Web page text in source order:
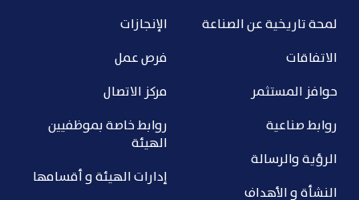
لمحة تاريخية عن الصناعة
الاتفاقات
حوافز المستثمر
روابط صناعية
الرؤية والرسالة
النشأة و الأهداف
الإنجازات
فرص عمل
مركز الاتصال
روابط خاصة بموظفيين
الهيئة
إدارات الهيئة و أقسامها